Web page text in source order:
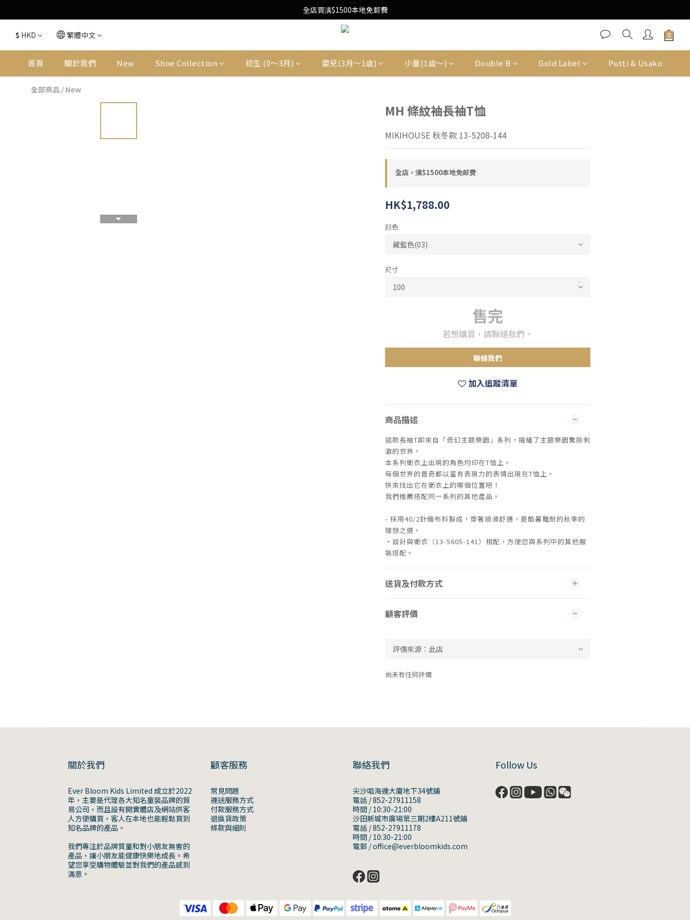
Free Local Shipping Upon $1500 purchase
全店買满$1500本地免郵費
Free Local Shipping Upon $1500 purchase
$ HKD 繁體中文
首頁 關於我們 New Shoe Collection 初生 (0〜3月) 嬰兒(3月〜1歳) 小童(1歳〜) Double B Gold Label Putti & Usako
全部商品 / New
MH 條紋袖長袖T恤
MIKIHOUSE 秋冬款 13-5208-144
全店，满$1500本地免邮费
HK$1,788.00
顔色
尺寸
售完
若想購買，請聯絡我們。
聯絡我們
加入追蹤清單
商品描述
這款長袖T卹來自「奇幻主題樂園」系列，描繪了主題樂園驚險刺
激的世界。
本系列衛衣上出現的角色均印在T恤上。
每個世界的普奇都以富有表現力的表情出現在T恤上。
快來找出它在衛衣上的哪個位置吧！
我們推薦搭配同一系列的其他產品。
- 採用40/2針織布料製成，穿著順滑舒適，是酷暑難耐的秋季的
理想之選。
・設計與衛衣（13-5605-141）相配，方便您與系列中的其他服
裝搭配。
送貨及付款方式
顧客評價
尚未有任何評價
關於我們
Ever Bloom Kids Limited 成立於2022
年，主要是代理各大知名童裝品牌的貿
易公司，而且設有開實體店及網站供客
人方便購買，客人在本地也能輕鬆買到
知名品牌的產品。
我們專注於品牌質量和對小朋友無害的
產品，讓小朋友能健康快樂地成長。希
望您享受購物體驗並對我們的產品感到
滿意。
顧客服務
常見問題
運送服務方式
付款服務方式
退換貨政策
條款與細則
聯絡我們
尖沙咀海運大廈地下34號鋪
電話 / 852-27911158
時間 / 10:30-21:00
沙田新城市廣場第三期2樓A211號鋪
電話 / 852-27911178
時間 / 10:30-21:00
電郵 / office@everbloomkids.com
Follow Us